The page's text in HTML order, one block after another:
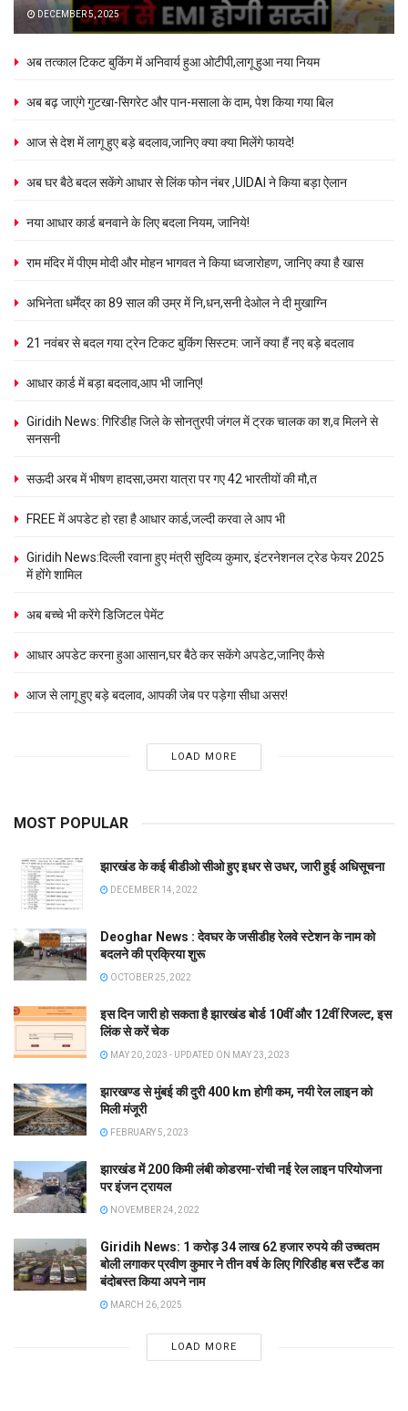
DECEMBER 5, 2025
अब तत्काल टिकट बुकिंग में अनिवार्य हुआ ओटीपी,लागू हुआ नया नियम
अब बढ़ जाएंगे गुटखा-सिगरेट और पान-मसाला के दाम, पेश किया गया बिल
आज से देश में लागू हुए बड़े बदलाव,जानिए क्या क्या मिलेंगे फायदे!
अब घर बैठे बदल सकेंगे आधार से लिंक फोन नंबर ,UIDAI ने किया बड़ा ऐलान
नया आधार कार्ड बनवाने के लिए बदला नियम, जानिये!
राम मंदिर में पीएम मोदी और मोहन भागवत ने किया ध्वजारोहण, जानिए क्या है खास
अभिनेता धर्मेंद्र का 89 साल की उम्र में नि,धन,सनी देओल ने दी मुखाग्नि
21 नवंबर से बदल गया ट्रेन टिकट बुकिंग सिस्टम: जानें क्या हैं नए बड़े बदलाव
आधार कार्ड में बड़ा बदलाव,आप भी जानिए!
Giridih News: गिरिडीह जिले के सोनतुरपी जंगल में ट्रक चालक का श,व मिलने से
सनसनी
सऊदी अरब में भीषण हादसा,उमरा यात्रा पर गए 42 भारतीयों की मौ,त
FREE में अपडेट हो रहा है आधार कार्ड,जल्दी करवा ले आप भी
Giridih News:दिल्ली रवाना हुए मंत्री सुदिव्य कुमार, इंटरनेशनल ट्रेड फेयर 2025
में होंगे शामिल
अब बच्चे भी करेंगे डिजिटल पेमेंट
आधार अपडेट करना हुआ आसान,घर बैठे कर सकेंगे अपडेट,जानिए कैसे
आज से लागू हुए बड़े बदलाव, आपकी जेब पर पड़ेगा सीधा असर!
LOAD MORE
MOST POPULAR
झारखंड के कई बीडीओ सीओ हुए इधर से उधर, जारी हुई अधिसूचना
DECEMBER 14, 2022
Deoghar News : देवघर के जसीडीह रेलवे स्टेशन के नाम को
बदलने की प्रक्रिया शुरू
OCTOBER 25, 2022
इस दिन जारी हो सकता है झारखंड बोर्ड 10वीं और 12वीं रिजल्ट, इस
लिंक से करें चेक
MAY 20, 2023 - UPDATED ON MAY 23, 2023
झारखण्ड से मुंबई की दुरी 400 km होगी कम, नयी रेल लाइन को
मिली मंजूरी
FEBRUARY 5, 2023
झारखंड में 200 किमी लंबी कोडरमा-रांची नई रेल लाइन परियोजना
पर इंजन ट्रायल
NOVEMBER 24, 2022
Giridih News: 1 करोड़ 34 लाख 62 हजार रुपये की उच्चतम
बोली लगाकर प्रवीण कुमार ने तीन वर्ष के लिए गिरिडीह बस स्टैंड का
बंदोबस्त किया अपने नाम
MARCH 26, 2025
LOAD MORE